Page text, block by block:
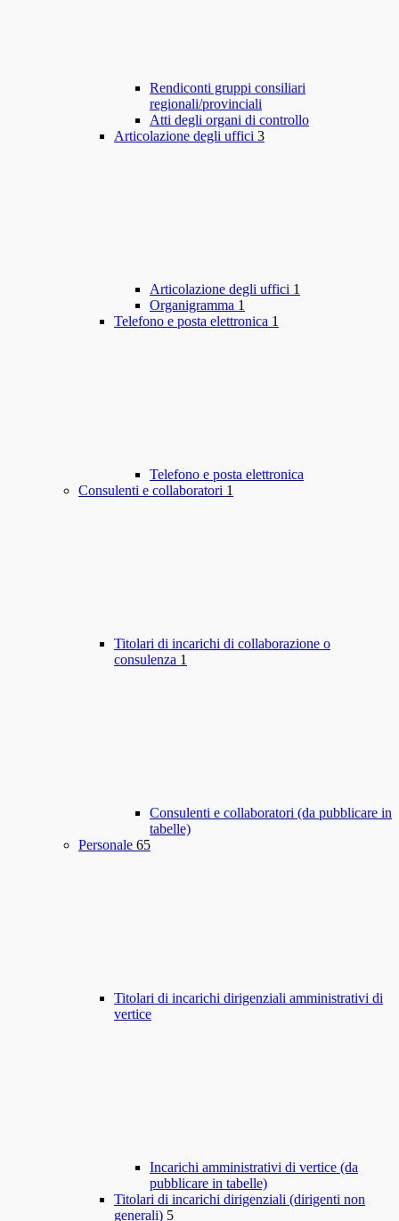
Rendiconti gruppi consiliari
regionali/provinciali
Atti degli organi di controllo
Articolazione degli uffici 3
Articolazione degli uffici 1
Organigramma 1
Telefono e posta elettronica 1
Telefono e posta elettronica
Consulenti e collaboratori 1
Titolari di incarichi di collaborazione o
consulenza 1
Consulenti e collaboratori (da pubblicare in
tabelle)
Personale 65
Titolari di incarichi dirigenziali amministrativi di
vertice
Incarichi amministrativi di vertice (da
pubblicare in tabelle)
Titolari di incarichi dirigenziali (dirigenti non
generali) 5